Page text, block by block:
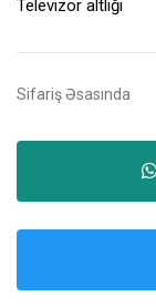
Televizor altlığı
Sifariş Əsasında